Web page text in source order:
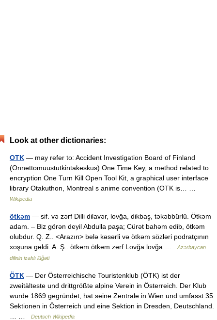
Look at other dictionaries:
OTK — may refer to: Accident Investigation Board of Finland
(Onnettomuustutkintakeskus) One Time Key, a method related to
encryption One Turn Kill Open Tool Kit, a graphical user interface
library Otakuthon, Montreal s anime convention (OTK is… …
Wikipedia
ötkəm — sif. və zərf Dilli dilavər, lovğa, dikbaş, təkəbbürlü. Ötkəm
adam. – Biz görən deyil Abdulla paşa; Cürət bahəm edib, ötkəm
olubdur. Q. Z.. <Arazın> belə kəsərli və ötkəm sözləri podratçının
xoşuna gəldi. A. Ş.. ötkəm ötkəm zərf Lovğa lovğa …
Azərbaycan
dilinin izahlı lüğəti
ÖTK — Der Österreichische Touristenklub (ÖTK) ist der
zweitälteste und drittgrößte alpine Verein in Österreich. Der Klub
wurde 1869 gegründet, hat seine Zentrale in Wien und umfasst 35
Sektionen in Österreich und eine Sektion in Dresden, Deutschland.
Deutsch Wikipedia